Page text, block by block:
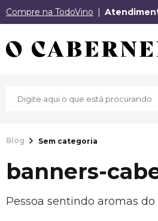
Compre na TodoVino
Blog Sem categoria
banners-
Pessoa sentindo aromas